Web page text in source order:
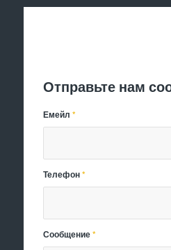
Отправьте нам
Емейл*
Телефон*
Сообщение*